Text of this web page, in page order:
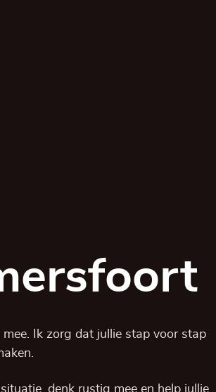
Ik zorg dat jullie stap voor stap
denk rustig mee en help jullie